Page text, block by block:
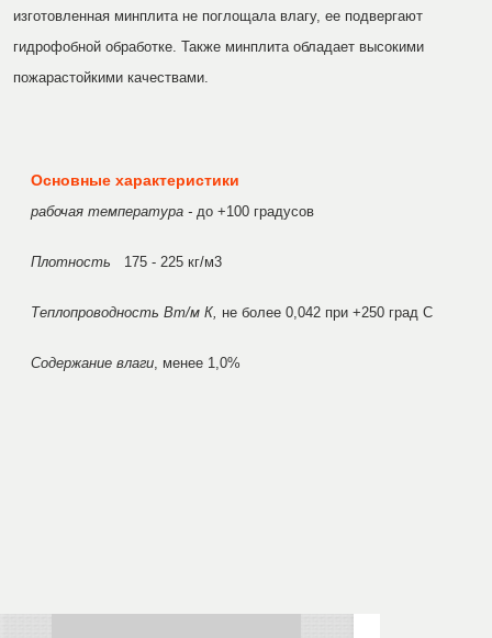
изготовленная минплита не поглощала влагу, ее подвергают
гидрофобной обработке. Также минплита обладает высокими
пожарастойкими качествами.
Основные характеристики
рабочая температура - до +100 градусов
Плотность 175 - 225 кг/м3
Теплопроводность Вт/м К, не более 0,042 при +250 град С
Содержание влаги, менее 1,0%